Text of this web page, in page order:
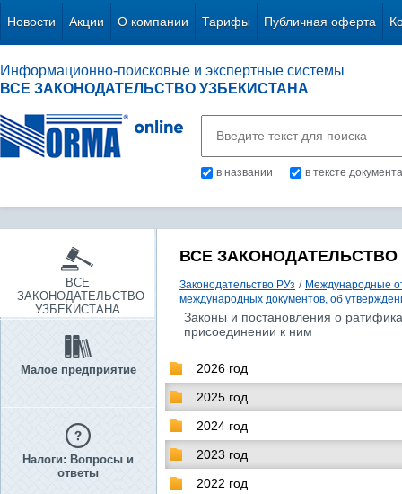
Новости Акции О компании Тарифы Публичная оферта
Информационно-поисковые и экспертные системы
ВСЕ ЗАКОНОДАТЕЛЬСТВО УЗБЕКИСТАНА
в названии в тексте документа
ВСЕ
ЗАКОНОДАТЕЛЬСТВО
УЗБЕКИСТАНА
Малое предприятие
Налоги: Вопросы и
ответы
ВСЕ ЗАКОНОДАТЕЛЬСТВО
Законодательство РУз / Международные
международных документов, об
Законы и постановления о
присоединении к ним
2026 год
2025 год
2024 год
2023 год
2022 год